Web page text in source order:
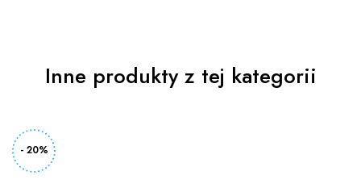
Inne produkty z tej kategorii
- 20%